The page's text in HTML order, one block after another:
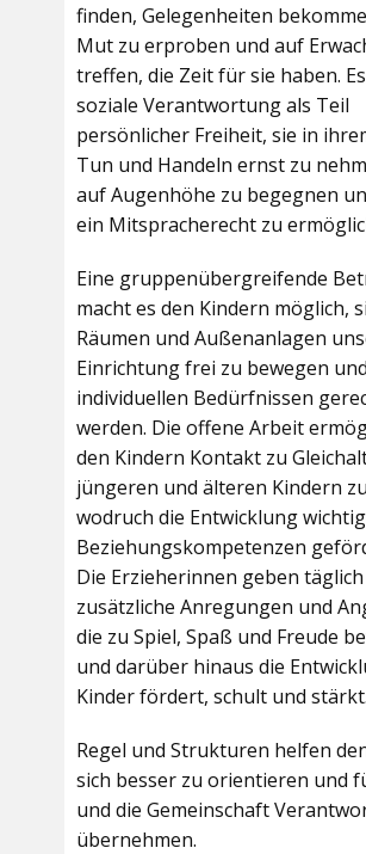
finden, Gelegenheiten
Mut zu erproben und auf
treffen, die Zeit für sie haben.
soziale Verantwortung als Teil
persönlicher Freiheit, sie in
Tun und Handeln ernst zu
auf Augenhöhe zu begegnen
ein Mitspracherecht zu
Eine gruppenübergreifende
macht es den Kindern möglich,
Räumen und Außenanlagen
Einrichtung frei zu bewegen
individuellen Bedürfnissen
werden. Die offene Arbeit
den Kindern Kontakt zu
jüngeren und älteren Kindern
wodruch die Entwicklung
Beziehungskompetenzen
Die Erzieherinnen geben täglich
zusätzliche Anregungen und
die zu Spiel, Spaß und Freude
und darüber hinaus die
Kinder fördert, schult und stärkt.
Regel und Strukturen helfen
sich besser zu orientieren und
und die Gemeinschaft
übernehmen.